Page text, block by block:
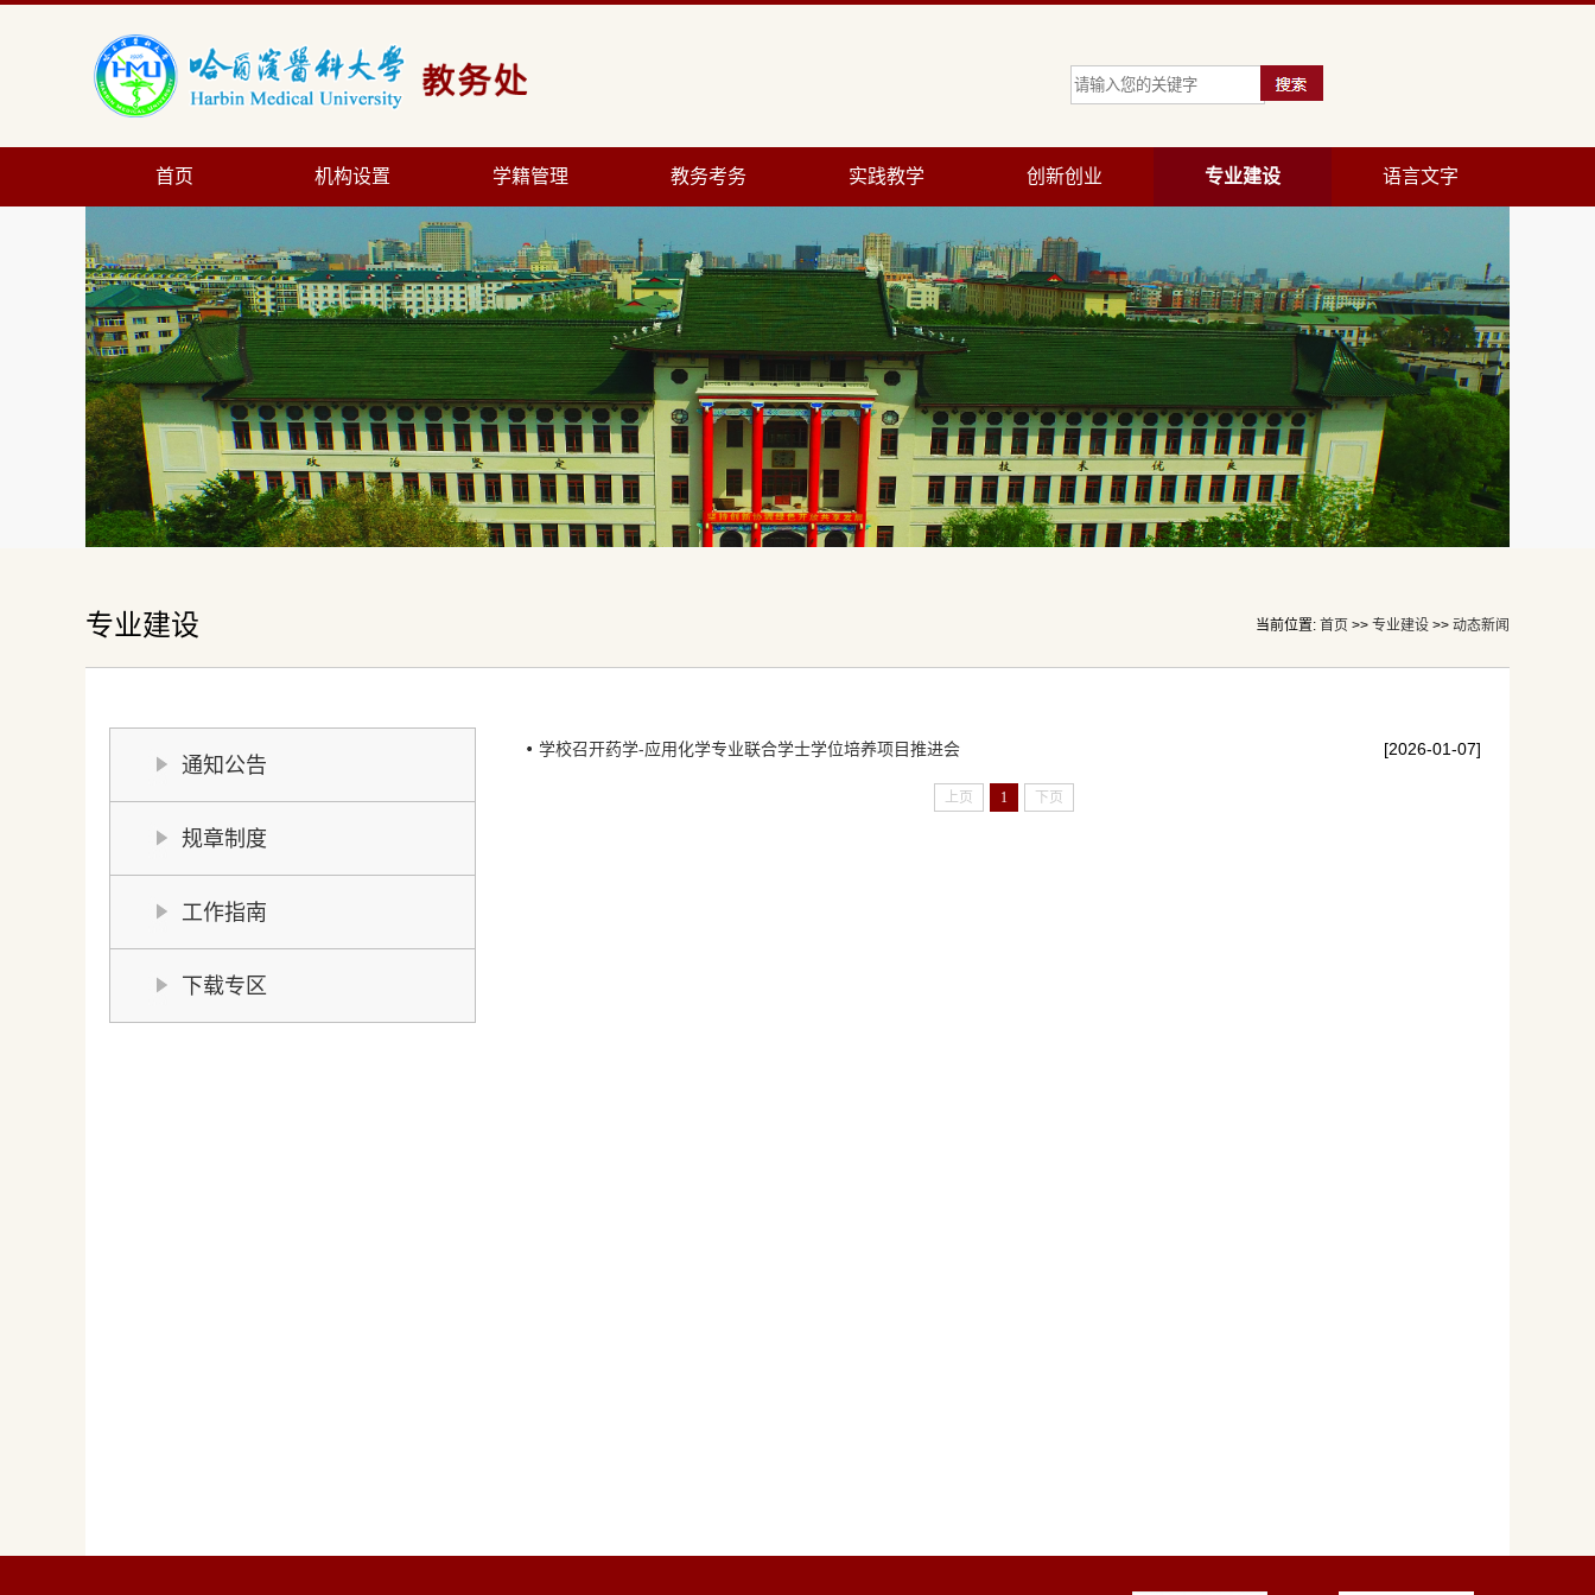
首页 机构设置 学籍管理 教务考务 实践教学 创新创业 专业建设 语言文字
专业建设 当前位置: 首页 >> 专业建设 >> 动态新闻
通知公告
规章制度
工作指南
下载专区
学校召开药学-应用化学专业联合学士学位培养项目推进会 [2026-01-07]
上页 1 下页